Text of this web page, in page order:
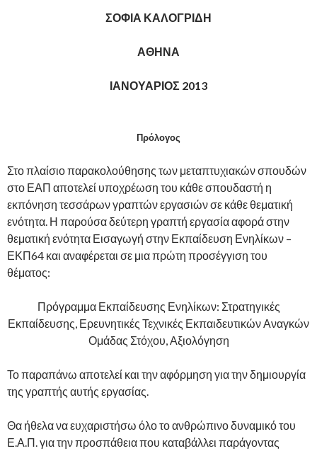
ΣΟΦΙΑ ΚΑΛΟΓΡΙΔΗ
ΑΘΗΝΑ
ΙΑΝΟΥΑΡΙΟΣ 2013
Πρόλογος
Στο πλαίσιο παρακολούθησης των μεταπτυχιακών σπουδών
στο ΕΑΠ αποτελεί υποχρέωση του κάθε σπουδαστή η
εκπόνηση τεσσάρων γραπτών εργασιών σε κάθε θεματική
ενότητα. Η παρούσα δεύτερη γραπτή εργασία αφορά στην
θεματική ενότητα Εισαγωγή στην Εκπαίδευση Ενηλίκων –
ΕΚΠ64 και αναφέρεται σε μια πρώτη προσέγγιση του
θέματος:
Πρόγραμμα Εκπαίδευσης Ενηλίκων: Στρατηγικές
Εκπαίδευσης, Ερευνητικές Τεχνικές Εκπαιδευτικών Αναγκών
Ομάδας Στόχου, Αξιολόγηση
Το παραπάνω αποτελεί και την αφόρμηση για την δημιουργία
της γραπτής αυτής εργασίας.
Θα ήθελα να ευχαριστήσω όλο το ανθρώπινο δυναμικό του
Ε.Α.Π. για την προσπάθεια που καταβάλλει παράγοντας